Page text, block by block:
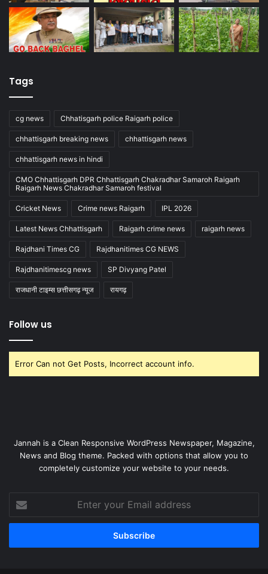
Tags
cg news Chhatisgarh police Raigarh police
chhattisgarh breaking news chhattisgarh news
chhattisgarh news in hindi
CMO Chhattisgarh DPR Chhattisgarh Chakradhar Samaroh Raigarh
Raigarh News Chakradhar Samaroh festival
Cricket News Crime news Raigarh IPL 2026
Latest News Chhattisgarh Raigarh crime news raigarh news
Rajdhani Times CG Rajdhanitimes CG NEWS
Rajdhanitimescg news SP Divyang Patel
राजधानी टाइम्स छत्तीसगढ़ न्यूज रायगढ़
Follow us
Error Can not Get Posts, Incorrect account info.
Jannah is a Clean Responsive WordPress Newspaper, Magazine,
News and Blog theme. Packed with options that allow you to
completely customize your website to your needs.
your
Email